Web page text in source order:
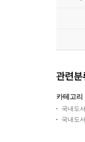
관련분
카테고리
국내도서
국내도서